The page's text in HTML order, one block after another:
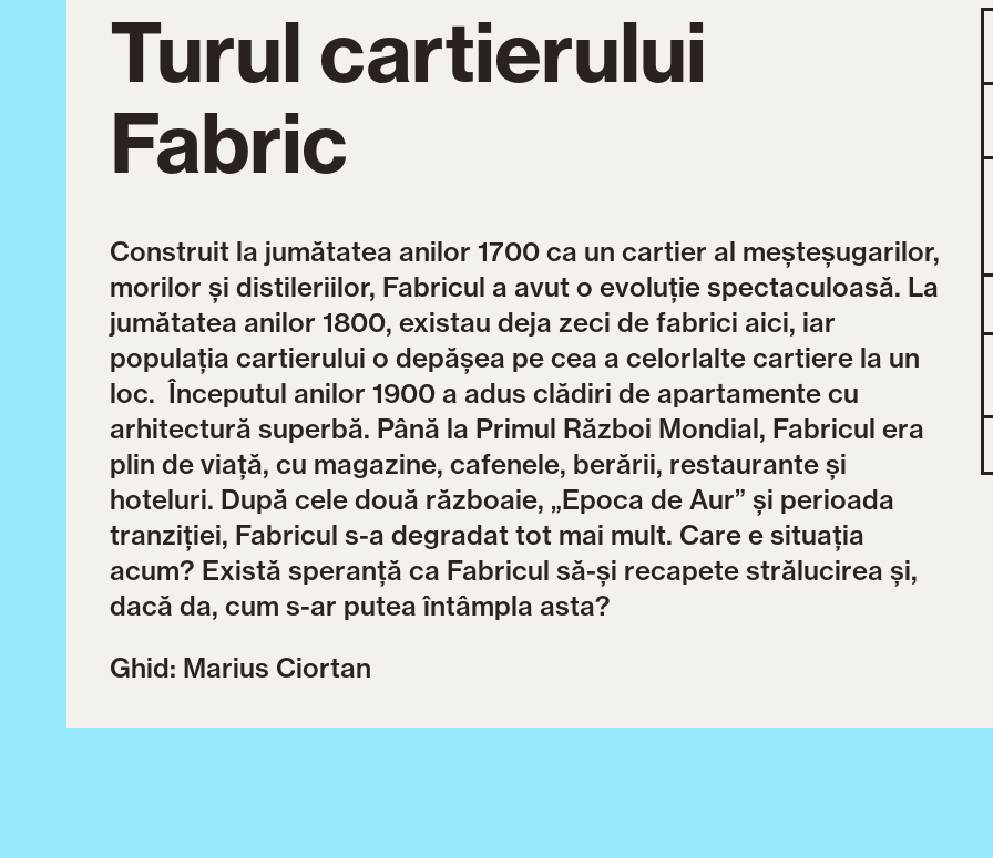
Turul cartierului
Fabric
Construit la jumătatea anilor 1700 ca un cartier al meșteșugarilor,
morilor și distileriilor, Fabricul a avut o evoluție spectaculoasă. La
jumătatea anilor 1800, existau deja zeci de fabrici aici, iar
populația cartierului o depășea pe cea a celorlalte cartiere la un
loc. Începutul anilor 1900 a adus clădiri de apartamente cu
arhitectură superbă. Până la Primul Război Mondial, Fabricul era
plin de viață, cu magazine, cafenele, berării, restaurante și
hoteluri. După cele două războaie, „Epoca de Aur” și perioada
tranziției, Fabricul s-a degradat tot mai mult. Care e situația
acum? Există speranță ca Fabricul să-și recapete strălucirea și,
dacă da, cum s-ar putea întâmpla asta?
Ghid: Marius Ciortan